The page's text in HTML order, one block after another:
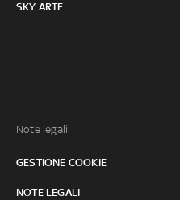
SKY ARTE
Note legali:
GESTIONE COOKIE
NOTE LEGALI